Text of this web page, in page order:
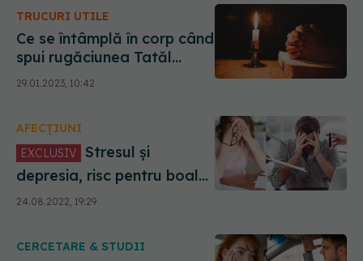
să ne odihnim bine și să ne
iubim
TRUCURI UTILE
Ce se întâmplă în corp când
spui rugăciunea Tatăl
Nostru - explicația pentru
fiecare frază. Versul care-ți
funcție ca o locomotivă
29.01.2023, 10:42
AFECȚIUNI
EXCLUSIV
depresia, risc pentru boala
cardiovasculară. Trifan: Nu
e ușor să-l eviți într-o lume
nu mai punem la inimă!
24.08.2022, 19:29
CERCETARE & STUDII